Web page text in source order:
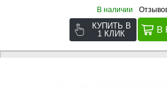
В наличии
КУПИТЬ В
1 КЛИК